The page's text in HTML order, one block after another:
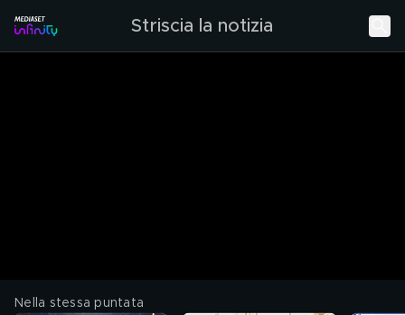
Striscia la notizia
Nella stessa puntata